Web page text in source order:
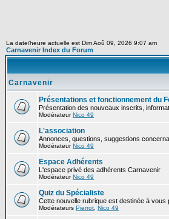
La date/heure actuelle est Dim Aoû 09, 2026 9:07 am
Carnavenir Index du Forum
Carnavenir
Présentations et fonctionnement du
Présentation des nouveaux inscrits,
ModérateurNico 49
L'association
Annonces, questions, suggestions
ModérateurNico 49
Espace Adhérents
L'espace privé des adhérents Carnavenir
ModérateurNico 49
Quiz du Spécialiste
Cette nouvelle rubrique est destinée à
Modérateurs Pierrot Nico 49